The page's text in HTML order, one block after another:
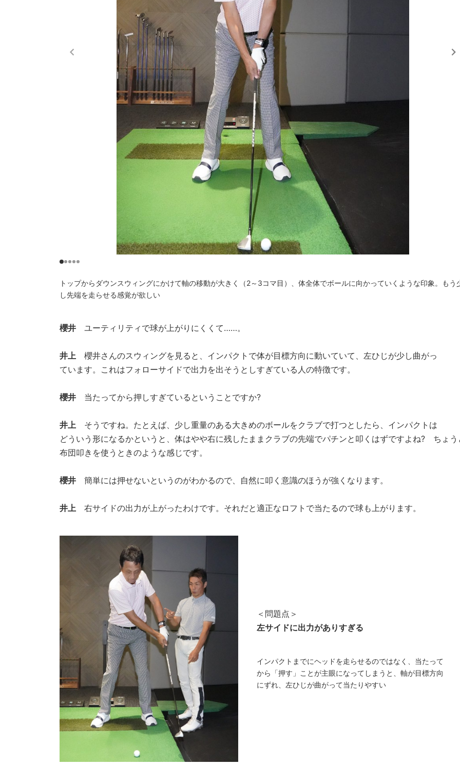
トップからダウンスウィングにかけて軸の移動が大きく（2～3コマ目）、体全体でボールに向かっていくような印象。もう
し先端を走らせる感覚が欲しい
櫻井 ユーティリティで球が上がりにくくて……。
井上 櫻井さんのスウィングを見ると、インパクトで体が目標方向に動いていて、左ひじが少し曲がっ
ています。これはフォローサイドで出力を出そうとしすぎている人の特徴です。
櫻井 当たってから押しすぎているということですか?
井上 そうですね。たとえば、少し重量のある大きめのボールをクラブで打つとしたら、インパクトは
どういう形になるかというと、体はやや右に残したままクラブの先端でパチンと叩くはずですよね? ちょう
布団叩きを使うときのような感じです。
櫻井 簡単には押せないというのがわかるので、自然に叩く意識のほうが強くなります。
井上 右サイドの出力が上がったわけです。それだと適正なロフトで当たるので球も上がります。
＜問題点＞
左サイドに出力がありすぎる
インパクトまでにヘッドを走らせるのではなく、当たって
から「押す」ことが主眼になってしまうと、軸が目標方向
にずれ、左ひじが曲がって当たりやすい